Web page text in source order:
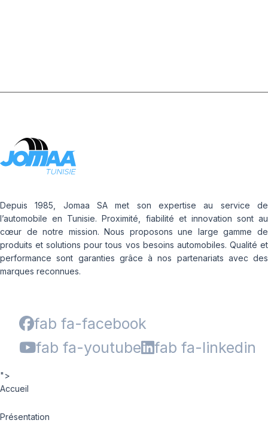
Tonnes)
Depuis 1985, Jomaa SA met son expertise au service de
l’automobile en Tunisie. Proximité, fiabilité et innovation sont au
cœur de notre mission. Nous proposons une large gamme de
produits et solutions pour tous vos besoins automobiles. Qualité et
performance sont garanties grâce à nos partenariats avec des
marques reconnues.
fab fa-facebook
fab fa-youtube
fab fa-linkedin
">
Accueil
Présentation